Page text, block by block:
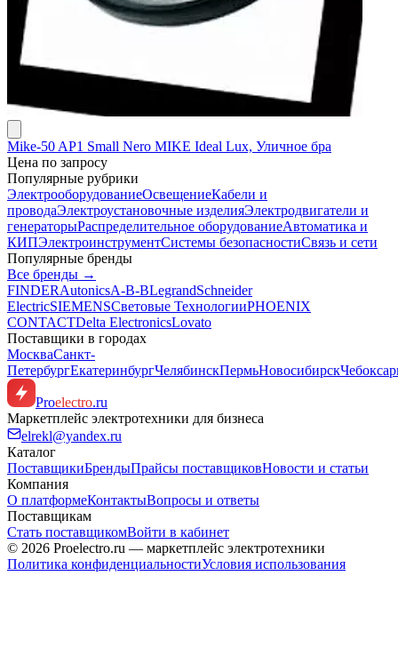
Mike-50 AP1 Small Nero MIKE Ideal Lux, Уличное бра
Цена по запросу
Популярные рубрики
ЭлектрооборудованиеОсвещениеКабели и
проводаЭлектроустановочные изделияЭлектродвигатели и
генераторыРаспределительное оборудованиеАвтоматика и
КИПЭлектроинструментСистемы безопасностиСвязь и сети
Популярные бренды
Все бренды →
FINDERAutonicsA-B-BLegrandSchneider
ElectricSIEMENSСветовые ТехнологииPHOENIX
CONTACTDelta ElectronicsLovato
Поставщики в городах
МоскваСанкт-
ПетербургЕкатеринбургЧелябинскПермьНовосибирск
Proelectro.ru
Маркетплейс электротехники для бизнеса
elrekl@yandex.ru
Каталог
ПоставщикиБрендыПрайсы поставщиковНовости и статьи
Компания
О платформеКонтактыВопросы и ответы
Поставщикам
Стать поставщикомВойти в кабинет
© 2026 Proelectro.ru — маркетплейс электротехники
Политика конфиденциальностиУсловия использования